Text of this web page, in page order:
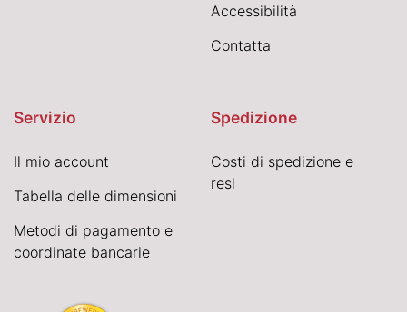
Accessibilità
Contatta
Servizio
Il mio account
Tabella delle dimensioni
Metodi di pagamento e
coordinate bancarie
Spedizione
Costi di spedizione e
resi